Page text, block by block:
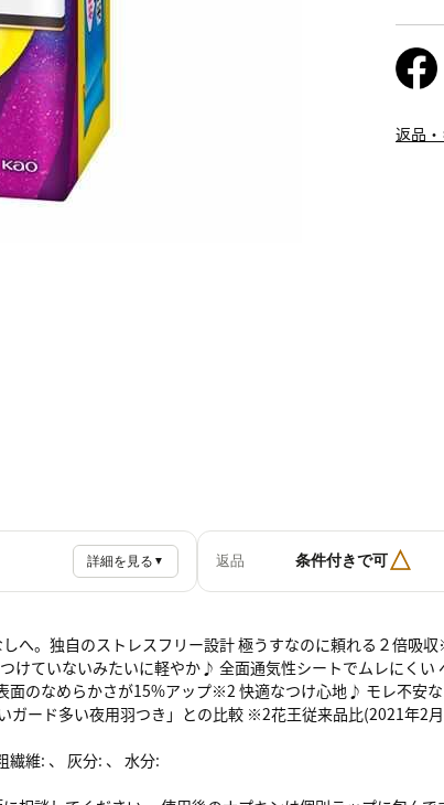
返品
詳細を見る ▼ 返品 条件付きで可△
へ。独自のストレスフリー設計 極うすなのに頼れる２倍吸
けていないみたいに軽やか♪ 全面通気性シートでムレにく
面のなめらかさが15%アップ※2 快適なつけ心地♪ モレ不安
ガード多い夜用羽つき」との比較 ※2花王従来品比(2021年2月
繊維: 、 灰分: 、 水分: